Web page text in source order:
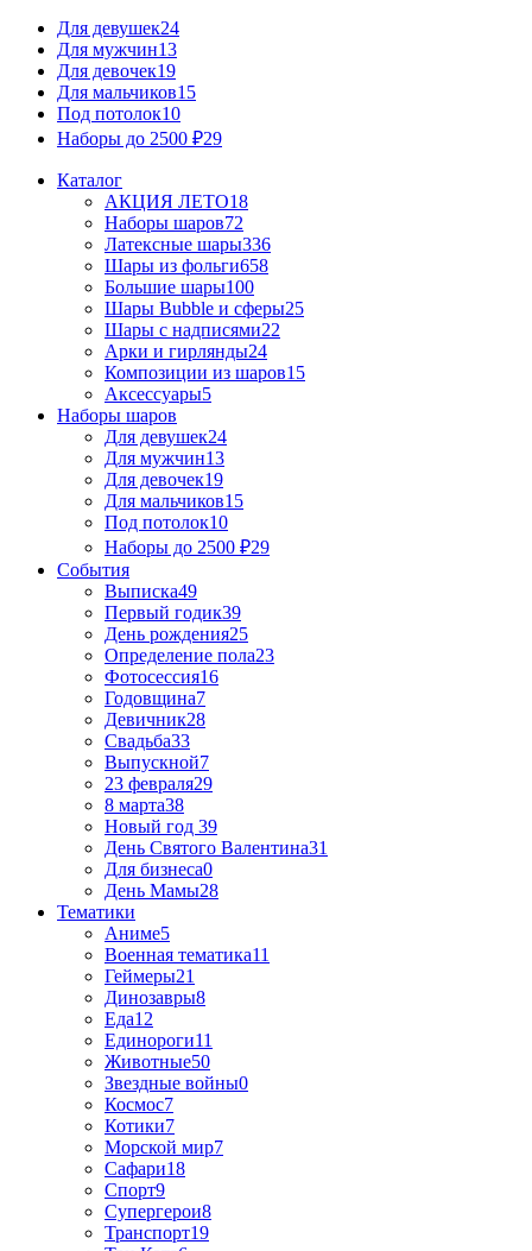
Для девушек24
Для мужчин13
Для девочек19
Для мальчиков15
Под потолок10
Наборы до 2500 ₽29
Каталог
АКЦИЯ ЛЕТО18
Наборы шаров72
Латексные шары336
Шары из фольги658
Большие шары100
Шары Bubble и сферы25
Шары с надписями22
Арки и гирлянды24
Композиции из шаров15
Аксессуары5
Наборы шаров
Для девушек24
Для мужчин13
Для девочек19
Для мальчиков15
Под потолок10
Наборы до 2500 ₽29
События
Выписка49
Первый годик39
День рождения25
Определение пола23
Фотосессия16
Годовщина7
Девичник28
Свадьба33
Выпускной7
23 февраля29
8 марта38
Новый год 39
День Святого Валентина31
Для бизнеса0
День Мамы28
Тематики
Аниме5
Военная тематика11
Геймеры21
Динозавры8
Еда12
Единороги11
Животные50
Звездные войны0
Космос7
Котики7
Морской мир7
Сафари18
Спорт9
Супергерои8
Транспорт19